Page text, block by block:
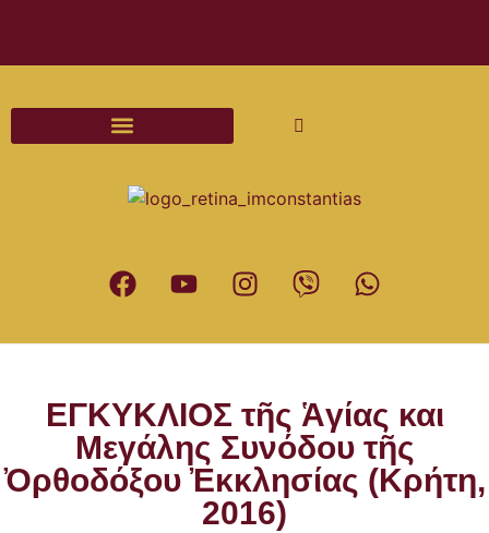
ΕΓΚΥΚΛΙΟΣ τῆς Ἁγίας και
Μεγάλης Συνόδου τῆς
Ὀρθοδόξου Ἐκκλησίας (Κρήτη,
2016)